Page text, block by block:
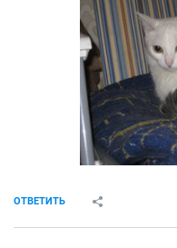
ОТВЕТИТЬ